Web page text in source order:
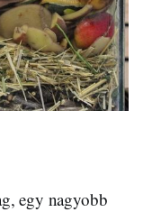
egy nagyobb